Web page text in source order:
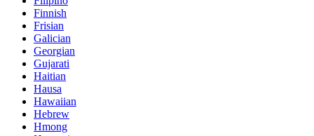
Finnish
Frisian
Galician
Georgian
Gujarati
Haitian
Hausa
Hawaiian
Hebrew
Hmong